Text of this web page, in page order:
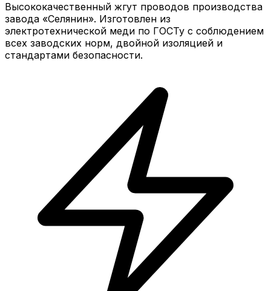
Высококачественный жгут проводов производства
завода «Селянин». Изготовлен из
электротехнической меди по ГОСТу с соблюдением
всех заводских норм, двойной изоляцией и
стандартами безопасности.